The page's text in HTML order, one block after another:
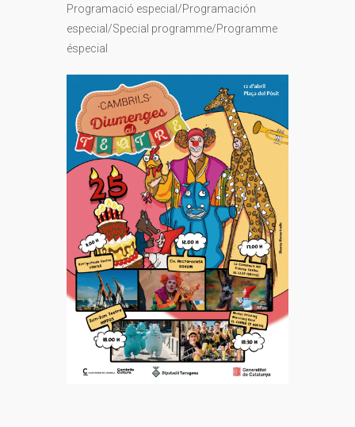
Programació especial/Programación
especial/Special programme/Programme
éspecial